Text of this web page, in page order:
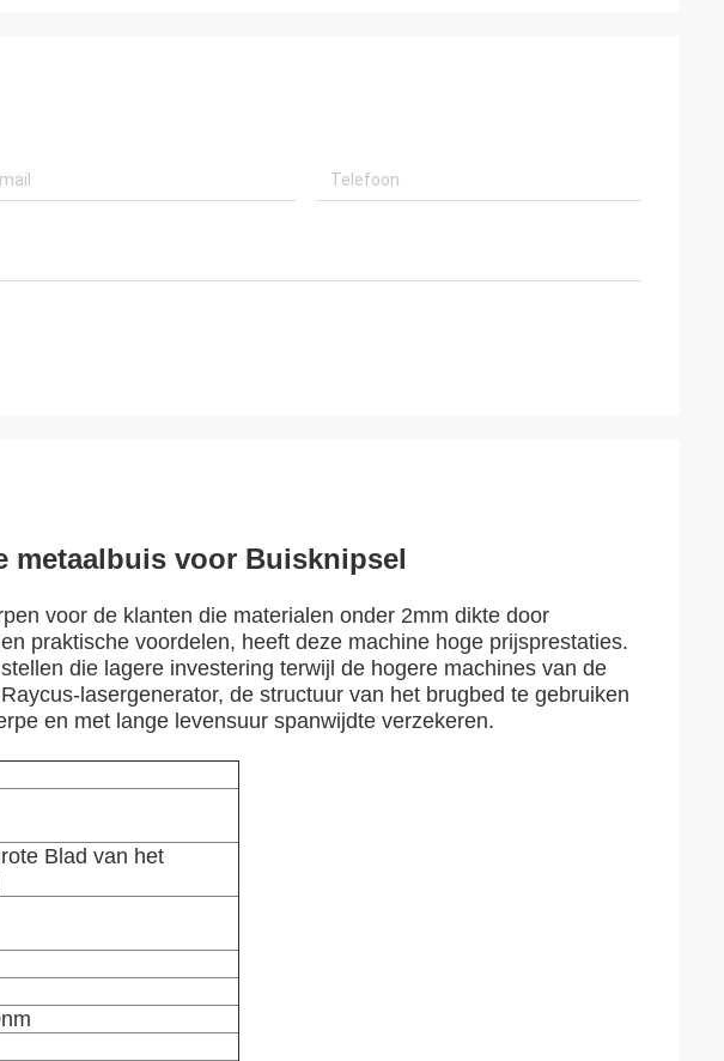
metaalbuis voor Buisknipsel
voor de klanten die materialen onder 2mm dikte door
praktische voordelen, heeft deze machine hoge prijsprestaties.
die lagere investering terwijl de hogere machines van de
lasergenerator, de structuur van het brugbed te gebruiken
en met lange levensuur spanwijdte verzekeren.
Blad van het